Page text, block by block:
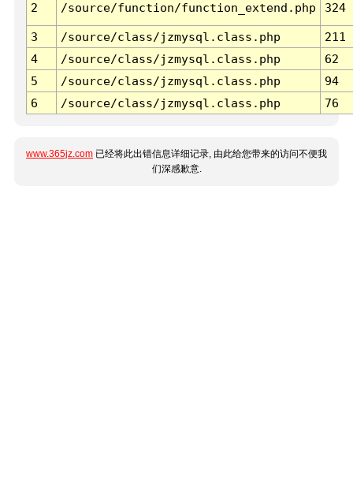
2 /source/function/function_extend.php 324
3 /source/class/jzmysql.class.php
211
4
/source/class/jzmysql.class.php
62
5
/source/class/jzmysql.class.php
94
6
/source/class/jzmysql.class.php 76
www.365jz.com 已经将此出错信息详细记录, 由此给您带来的访问不便我
们深感歉意.